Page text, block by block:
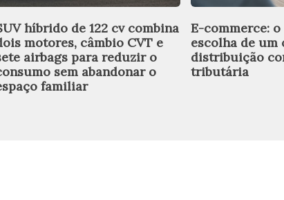
híbrido de 122 cv combina
motores, câmbio CVT e
airbags para reduzir o
sem abandonar o
familiar
E-commerce:
escolha de um
distribuição
tributária